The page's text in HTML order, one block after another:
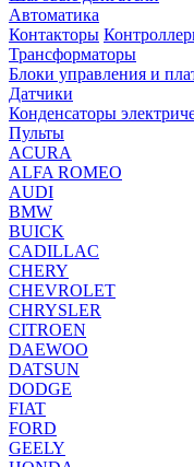
Автоматика
Контакторы
Трансформаторы
Блоки управления и
Датчики
Конденсаторы
Пульты
ACURA
ALFA ROMEO
AUDI
BMW
BUICK
CADILLAC
CHERY
CHEVROLET
CHRYSLER
CITROEN
DAEWOO
DATSUN
DODGE
FIAT
FORD
GEELY